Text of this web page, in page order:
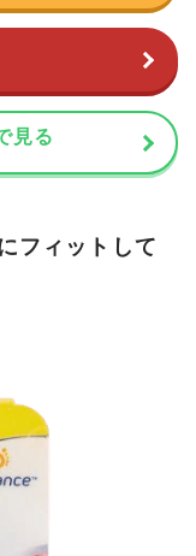
見る
フィットして